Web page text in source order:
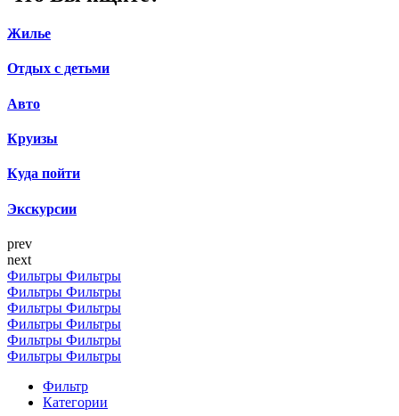
Жилье
Отдых с детьми
Авто
Круизы
Куда пойти
Экскурсии
prev
next
Фильтры Фильтры
Фильтры Фильтры
Фильтры Фильтры
Фильтры Фильтры
Фильтры Фильтры
Фильтры Фильтры
Фильтр
Категории